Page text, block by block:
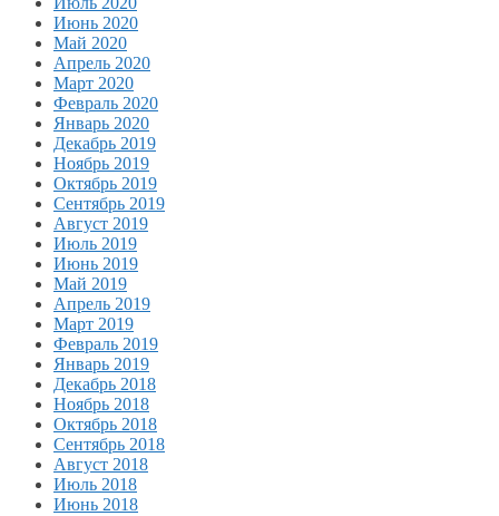
Июнь 2020
Май 2020
Апрель 2020
Март 2020
Февраль 2020
Январь 2020
Декабрь 2019
Ноябрь 2019
Октябрь 2019
Сентябрь 2019
Август 2019
Июль 2019
Июнь 2019
Май 2019
Апрель 2019
Март 2019
Февраль 2019
Январь 2019
Декабрь 2018
Ноябрь 2018
Октябрь 2018
Сентябрь 2018
Август 2018
Июль 2018
Июнь 2018